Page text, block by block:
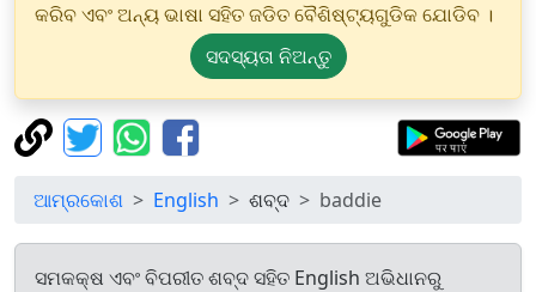
କରିବ ଏବଂ ଅନ୍ୟ ଭାଷା ସହିତ ଜଡିତ ବୈଶିଷ୍ଟ୍ୟଗୁଡିକ ଯୋଡିବ ।
ସଦସ୍ୟତା ନିଅନ୍ତୁ
ଆମ୍ରକୋଶ English ଶବ୍ଦ baddie
ସମକକ୍ଷ ଏବଂ ବିପରୀତ ଶବ୍ଦ ସହିତ English ଅଭିଧାନରୁ